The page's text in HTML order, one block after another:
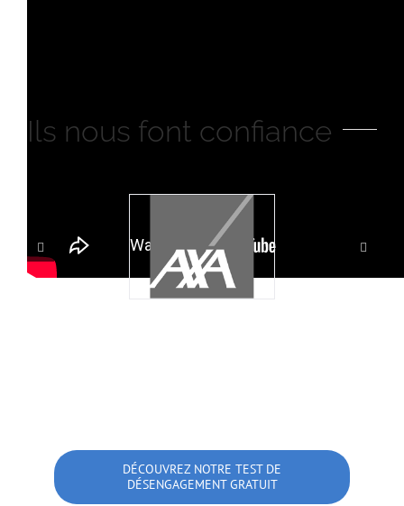
Ils nous font confiance
DÉCOUVREZ NOTRE TEST DE
DÉSENGAGEMENT GRATUIT